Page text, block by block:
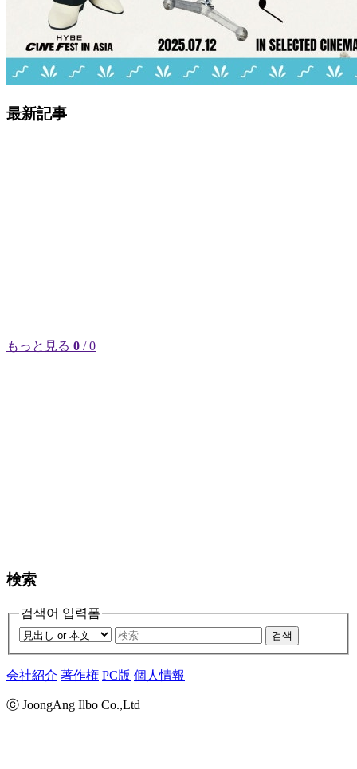
最新記事
もっと見る 0 / 0
検索
검색어 입력폼
검색
会社紹介 著作権 PC版 個人情報
ⓒ JoongAng Ilbo Co.,Ltd